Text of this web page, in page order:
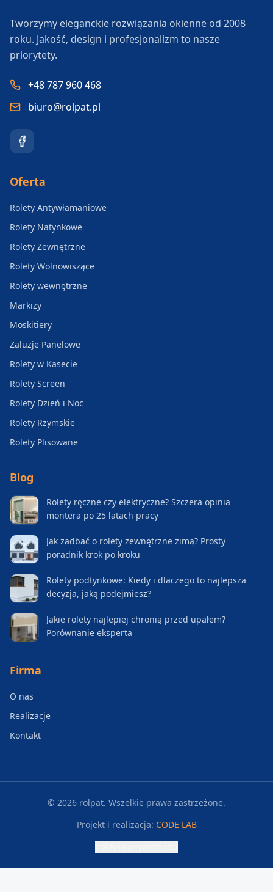
Tworzymy eleganckie rozwiązania okienne od 2008
roku. Jakość, design i profesjonalizm to nasze
priorytety.
+48 787 960 468
biuro@rolpat.pl
Oferta
Rolety Antywłamaniowe
Rolety Natynkowe
Rolety Zewnętrzne
Rolety Wolnowiszące
Rolety wewnętrzne
Markizy
Moskitiery
Żaluzje Panelowe
Rolety w Kasecie
Rolety Screen
Rolety Dzień i Noc
Rolety Rzymskie
Rolety Plisowane
Blog
Rolety ręczne czy elektryczne? Szczera opinia
montera po 25 latach pracy
Jak zadbać o rolety zewnętrzne zimą? Prosty
poradnik krok po kroku
Rolety podtynkowe: Kiedy i dlaczego to najlepsza
decyzja, jaką podejmiesz?
Jakie rolety najlepiej chronią przed upałem?
Porównanie eksperta
Firma
O nas
Realizacje
Kontakt
© 2026 rolpat. Wszelkie prawa zastrzeżone.
Projekt i realizacja: CODE LAB